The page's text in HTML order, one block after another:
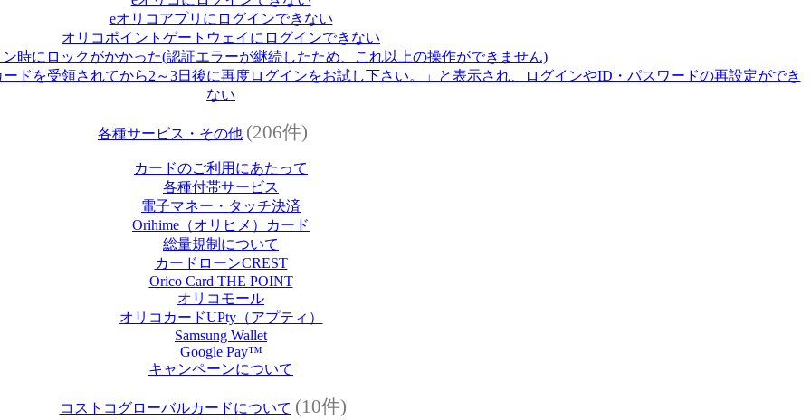
eオリコアプリにログインできない
オリコポイントゲートウェイにログインできない
時にロックがかかった(認証エラーが継続したため、これ以上の操作ができません)
ドを受領されてから2～3日後に再度ログインをお試し下さい。」と表示され、ログインやID・パスワードの再設定ができ
ない
各種サービス・その他 (206件)
カードのご利用にあたって
各種付帯サービス
電子マネー・タッチ決済
Orihime（オリヒメ）カード
総量規制について
カードローンCREST
Orico Card THE POINT
オリコモール
オリコカードUPty（アプティ）
Samsung Wallet
Google Pay™
キャンペーンについて
コストコグローバルカードについて (10件)